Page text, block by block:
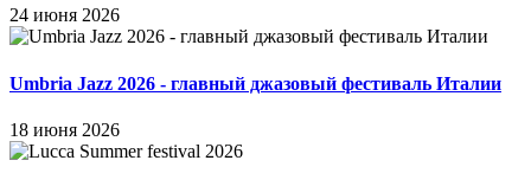
24 июня 2026
Umbria Jazz 2026 - главный джазовый фестиваль Италии
18 июня 2026